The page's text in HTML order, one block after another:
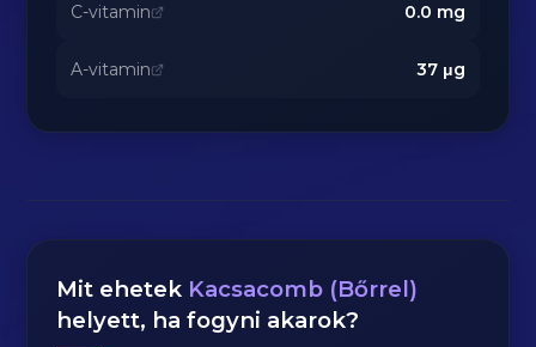
C-vitamin 0.0 mg
A-vitamin 37μg
Mit ehetek Kacsacomb (Bőrrel)
helyett, ha fogyni akarok?